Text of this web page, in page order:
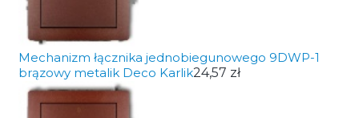
Mechanizm łącznika jednobiegunowego 9DWP-1
brązowy metalik Deco Karlik24,57 zł